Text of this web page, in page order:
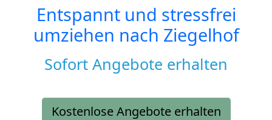
Entspannt und stressfrei
umziehen nach Ziegelhof
Sofort Angebote erhalten
Kostenlose Angebote erhalten